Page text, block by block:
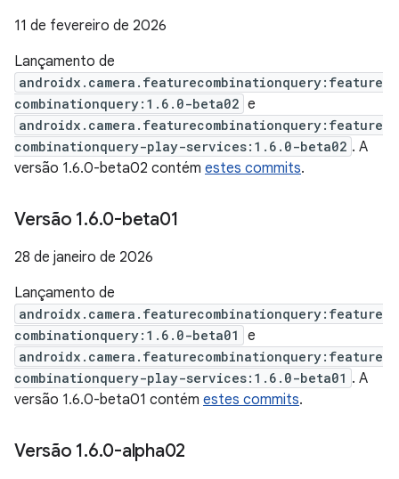
11 de fevereiro de 2026
Lançamento de
androidx.camera.featurecombinationquery:feature
combinationquery:1.6.0-beta02 e
androidx.camera.featurecombinationquery:feature
combinationquery-play-services:1.6.0-beta02 . A
versão 1.6.0-beta02 contém estes commits.
Versão 1.6.0-beta01
28 de janeiro de 2026
Lançamento de
androidx.camera.featurecombinationquery:feature
combinationquery:1.6.0-beta01
e
androidx.camera.featurecombinationquery:feature
combinationquery-play-services:1.6.0-beta01 . A
versão 1.6.0-beta01 contém estes commits.
Versão 1.6.0-alpha02